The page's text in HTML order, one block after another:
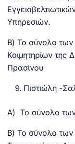
Υπηρεσιών.
Β) Το σύνολο των
Κοιμητηρίων της
Πρασίνου
Πιστιώλη -
Α) Το σύνολο των
Β) Το σύνολο των